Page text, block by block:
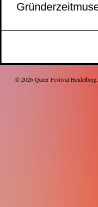
© 2026Queer Festival Heidelberg